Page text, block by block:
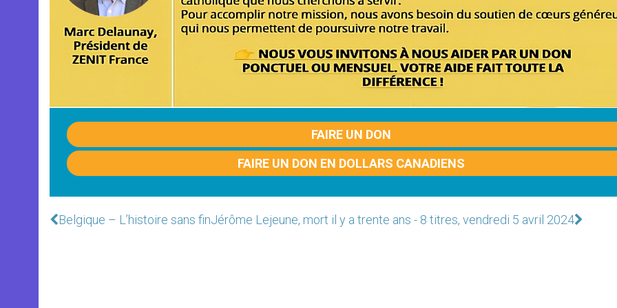
FAIRE UN DON
FAIRE UN DON EN DOLLARS CANADIENS
Belgique – L’histoire sans finJérôme Lejeune, mort il y a trente ans - 8 titres, vendredi 5 avril 2024